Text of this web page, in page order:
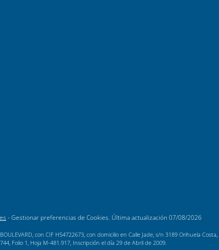
-Gestionar preferencias de Cookies. Última actualización 07/08/2026
con CIF H54722673, con domicilio en Calle Jade, s/n 3189 Orihuela
Folio 1, Hoja M-481.917, Inscripción el día 29 de Abril de 2009.